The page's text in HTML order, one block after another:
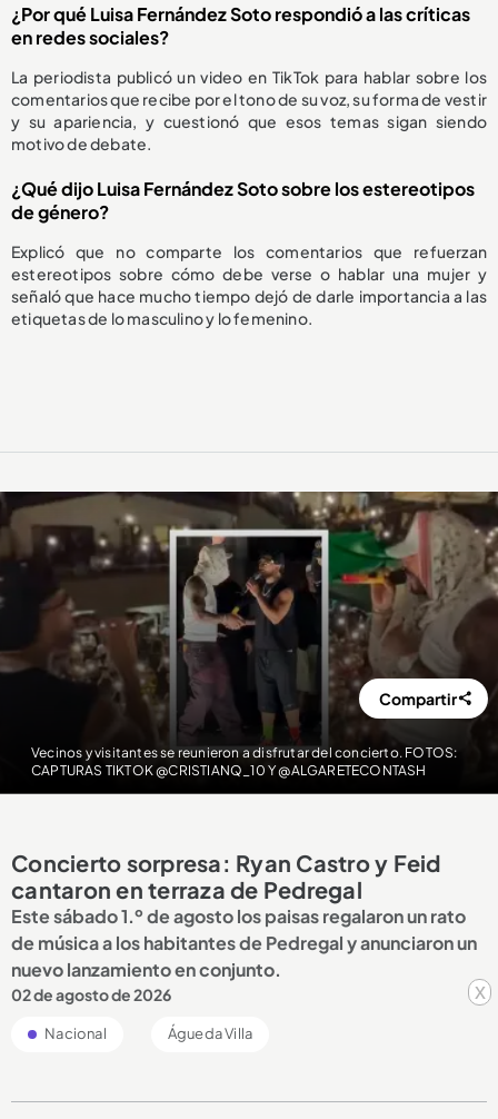
x
¿Por qué Luisa Fernández Soto respondió a las críticas
en redes sociales?
La periodista publicó un video en TikTok para hablar sobre los
comentarios que recibe por el tono de su voz, su forma de vestir
y su apariencia, y cuestionó que esos temas sigan siendo
motivo de debate.
¿Qué dijo Luisa Fernández Soto sobre los estereotipos
de género?
Explicó que no comparte los comentarios que refuerzan
estereotipos sobre cómo debe verse o hablar una mujer y
señaló que hace mucho tiempo dejó de darle importancia a las
etiquetas de lo masculino y lo femenino.
Vecinos y visitantes se reunieron a disfrutar del concierto. FOTOS:
CAPTURAS TIKTOK @CRISTIANQ_10 Y @ALGARETECONTASH
Compartir
Concierto sorpresa: Ryan Castro y Feid
cantaron en terraza de Pedregal
Este sábado 1.º de agosto los paisas regalaron un rato
de música a los habitantes de Pedregal y anunciaron un
nuevo lanzamiento en conjunto.
02 de agosto de 2026
Nacional Águeda Villa